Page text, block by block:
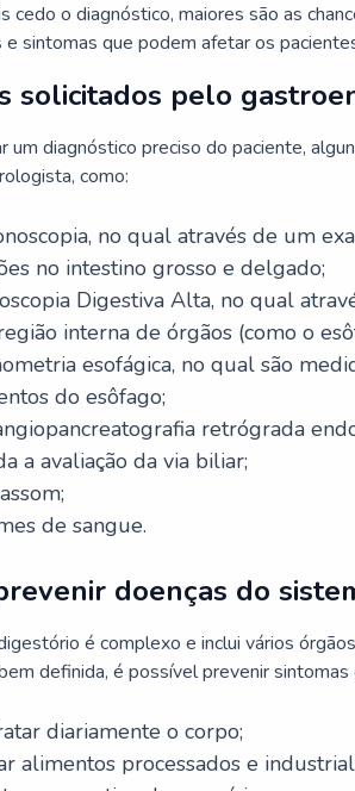
cedo o diagnóstico, maiores são as
e sintomas que podem afetar os
solicitados pelo
um diagnóstico preciso do paciente,
como:
no qual através de um
no intestino grosso e delgado;
Digestiva Alta, no qual
interna de órgãos (como o
esofágica, no qual são
do esôfago;
retrógrada
a avaliação da via biliar;
de sangue.
doenças do
é complexo e inclui vários
definida, é possível prevenir
diariamente o corpo;
alimentos processados e